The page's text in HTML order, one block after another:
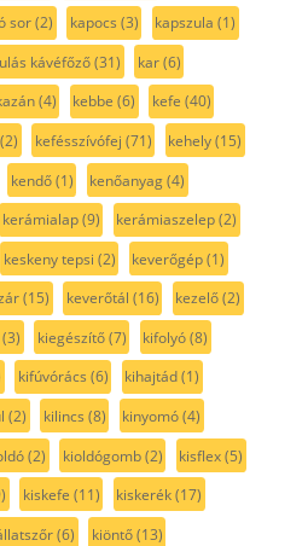
sor(2) kapocs (3) kapszula (1)
kávéfőző(31) kar(6)
(4) kebbe (6) kefe (40)
(2) kefésszívófej (71) kehely(15)
kendő(1) kenőanyag(4)
kerámialap(9) kerámiaszelep(2)
keskeny tepsi (2) keverőgép(1)
(15) keverőtál (16) kezelő(2)
(3) kiegészítő(7) kifolyó(8)
kifúvórács (6) kihajtád(1)
(2) kilincs (8) kinyomó(4)
(2) kioldógomb(2) kisflex(5)
kiskefe (11) kiskerék(17)
(6) kiöntő(13)